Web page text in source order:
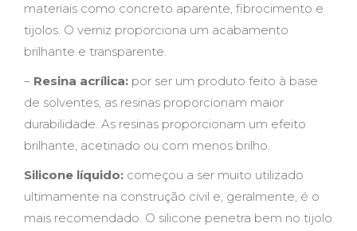
materiais como concreto aparente, fibrocimento e
tijolos. O verniz proporciona um acabamento
brilhante e transparente.
– Resina acrílica: por ser um produto feito à base
de solventes, as resinas proporcionam maior
durabilidade. As resinas proporcionam um efeito
brilhante, acetinado ou com menos brilho.
Silicone líquido: começou a ser muito utilizado
ultimamente na construção civil e, geralmente, é o
mais recomendado. O silicone penetra bem no tijolo